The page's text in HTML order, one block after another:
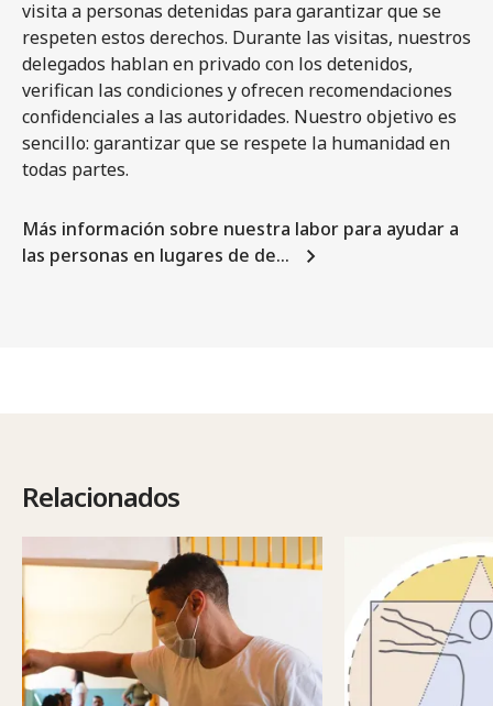
visita a personas detenidas para garantizar que se
respeten estos derechos. Durante las visitas, nuestros
delegados hablan en privado con los detenidos,
verifican las condiciones y ofrecen recomendaciones
confidenciales a las autoridades. Nuestro objetivo es
sencillo: garantizar que se respete la humanidad en
todas partes.
Más información sobre nuestra labor para ayudar a
las personas en lugares de de…
Relacionados